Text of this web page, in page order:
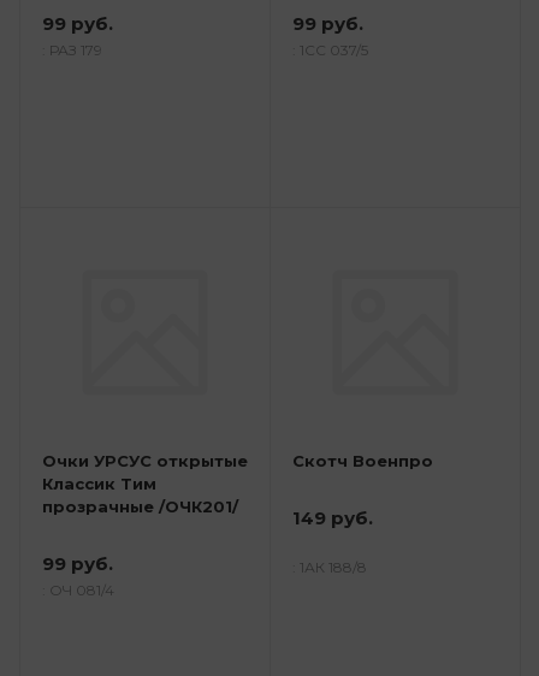
99 руб.
: РАЗ 179
99 руб.
: 1СС 037/5
Очки УРСУС открытые
Классик Тим
прозрачные /ОЧК201/
99 руб.
: ОЧ 081/4
Скотч Военпро
149 руб.
: 1АК 188/8